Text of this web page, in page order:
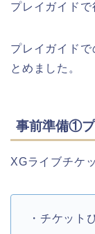
プレイガイドで
プレイガイド
とめました。
事前準備①
XGライブチケ
・チケット